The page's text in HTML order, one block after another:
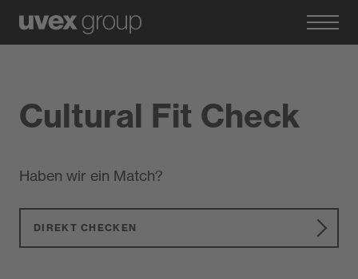
Cultural Fit Check
Haben wir ein Match?
DIREKT CHECKEN